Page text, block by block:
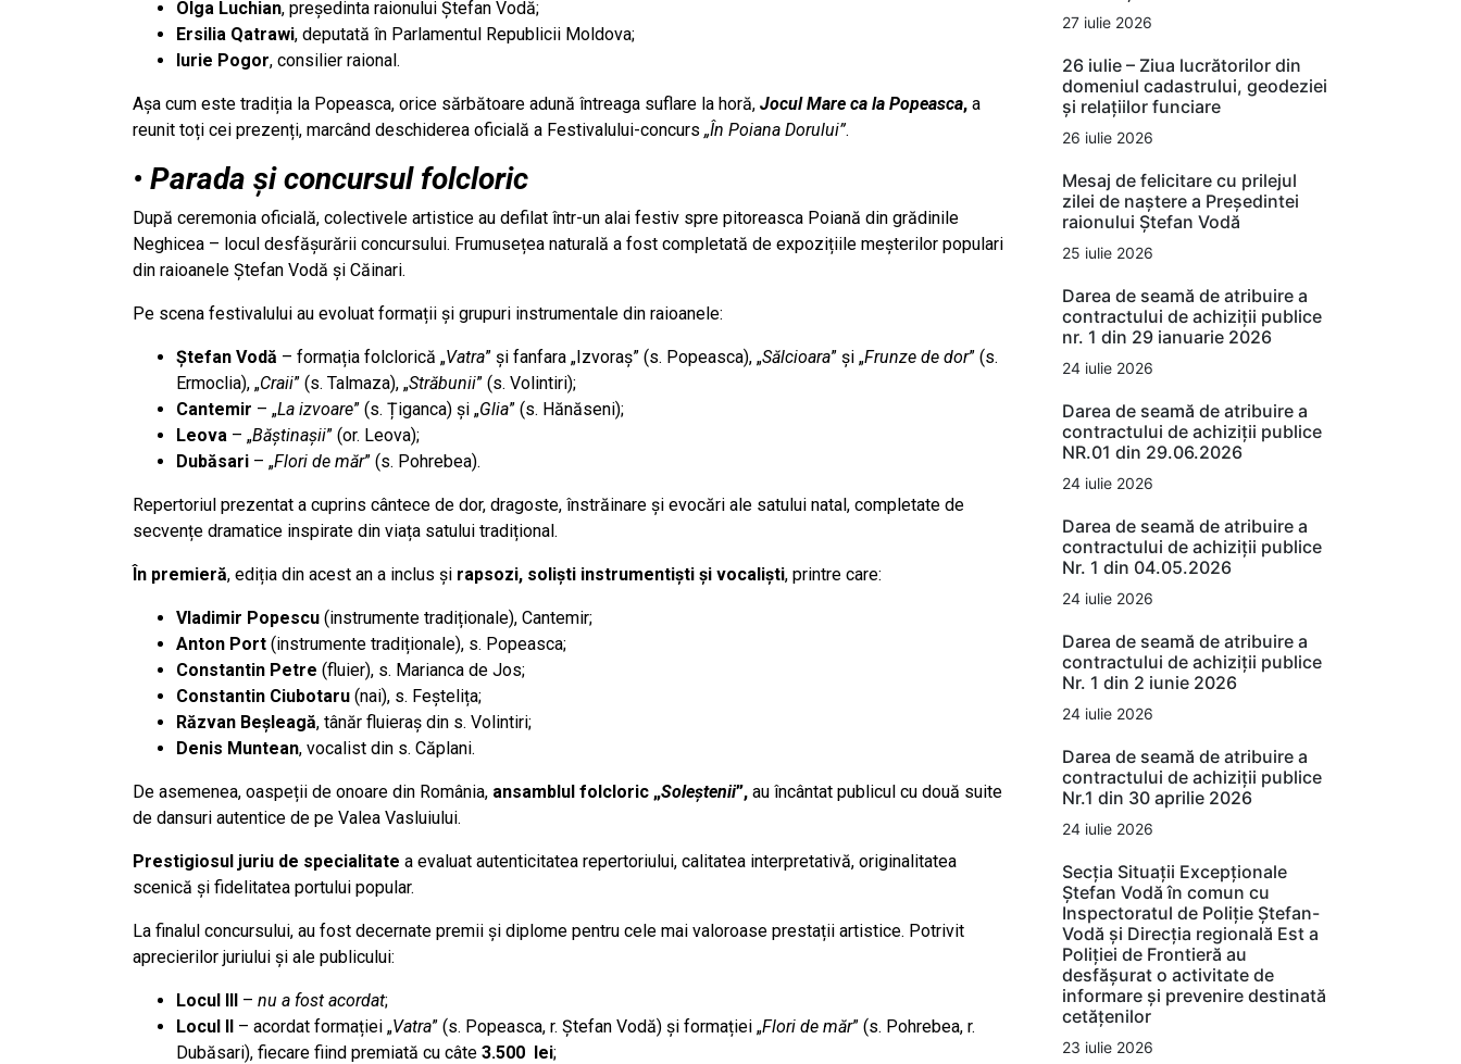
Olga Luchian, președinta raionului Ștefan Vodă;
Ersilia Qatrawi, deputată în Parlamentul Republicii Moldova;
Iurie Pogor, consilier raional.
Așa cum este tradiția la Popeasca, orice sărbătoare adună întreaga suflare la horă, Jocul Mare ca la Popeasca, a
reunit toți cei prezenți, marcând deschiderea oficială a Festivalului-concurs „În Poiana Dorului”.
• Parada și concursul folcloric
După ceremonia oficială, colectivele artistice au defilat într-un alai festiv spre pitoreasca Poiană din grădinile
Neghicea – locul desfășurării concursului. Frumusețea naturală a fost completată de expozițiile meșterilor populari
din raioanele Ștefan Vodă și Căinari.
Pe scena festivalului au evoluat formații și grupuri instrumentale din raioanele:
Ștefan Vodă – formația folclorică „Vatra” și fanfara „Izvoraș” (s. Popeasca), „Sălcioara” și „Frunze de dor” (s.
Ermoclia), „Craii” (s. Talmaza), „Străbunii” (s. Volintiri);
Cantemir – „La izvoare” (s. Țiganca) și „Glia” (s. Hănăseni);
Leova – „Băștinașii” (or. Leova);
Dubăsari – „Flori de măr” (s. Pohrebea).
Repertoriul prezentat a cuprins cântece de dor, dragoste, înstrăinare și evocări ale satului natal, completate de
secvențe dramatice inspirate din viața satului tradițional.
În premieră, ediția din acest an a inclus și rapsozi, soliști instrumentiști și vocaliști, printre care:
Vladimir Popescu (instrumente tradiționale), Cantemir;
Anton Port (instrumente tradiționale), s. Popeasca;
Constantin Petre (fluier), s. Marianca de Jos;
Constantin Ciubotaru (nai), s. Feștelița;
Răzvan Beșleagă, tânăr fluieraș din s. Volintiri;
Denis Muntean, vocalist din s. Căplani.
De asemenea, oaspeții de onoare din România, ansamblul folcloric „Soleștenii”, au încântat publicul cu două suite
de dansuri autentice de pe Valea Vasluiului.
Prestigiosul juriu de specialitate a evaluat autenticitatea repertoriului, calitatea interpretativă, originalitatea
scenică și fidelitatea portului popular.
La finalul concursului, au fost decernate premii și diplome pentru cele mai valoroase prestații artistice. Potrivit
aprecierilor juriului și ale publicului:
Locul III – nu a fost acordat;
Locul II – acordat formației „Vatra” (s. Popeasca, r. Ștefan Vodă) și formației „Flori de măr” (s. Pohrebea, r.
Dubăsari), fiecare fiind premiată cu câte 3.500 lei;
27 iulie 2026
26 iulie – Ziua lucrătorilor din
domeniul cadastrului, geodeziei
și relațiilor funciare
26 iulie 2026
Mesaj de felicitare cu prilejul
zilei de naștere a Președintei
raionului Ștefan Vodă
25 iulie 2026
Darea de seamă de atribuire a
contractului de achiziții publice
nr. 1 din 29 ianuarie 2026
24 iulie 2026
Darea de seamă de atribuire a
contractului de achiziții publice
NR.01 din 29.06.2026
24 iulie 2026
Darea de seamă de atribuire a
contractului de achiziții publice
Nr. 1 din 04.05.2026
24 iulie 2026
Darea de seamă de atribuire a
contractului de achiziții publice
Nr. 1 din 2 iunie 2026
24 iulie 2026
Darea de seamă de atribuire a
contractului de achiziții publice
Nr.1 din 30 aprilie 2026
24 iulie 2026
Secția Situații Excepționale
Ștefan Vodă în comun cu
Inspectoratul de Poliție Ștefan-
Vodă și Direcția regională Est a
Poliției de Frontieră au
desfășurat o activitate de
informare și prevenire destinată
cetățenilor
23 iulie 2026